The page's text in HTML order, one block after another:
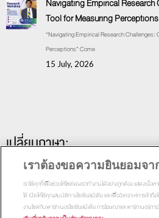
Navigating Empirical
Tool for Measuring Perceptions
“Navigating Empirical Research Challenges:
Perceptions” Come
15 July, 2026
เปลี่ยนภาษา:
เราต้องขอความยินยอมจ
เราใช้คุกกี้เพื่อช่วยให้ไซต์ของเราทำงานได้อย่างถูกต้อง แสดงเนื้
ใช้ เปิดให้ใช้คุณสมบัติทางโซเชียลมีเดีย และเพื่อวิเคราะห์การเข้าถึ
งานไซต์กับพาร์ทเนอร์โซเชียลมีเดีย การโฆษณาและพาร์ทเนอร์การ